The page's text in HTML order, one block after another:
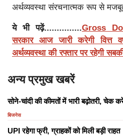
अर्थव्यवस्था संरचनात्मक रूप से
ये भी पढ़ें...............Gross
सरकार आज जारी करेगी वित्त
अर्थव्यवस्था की रफ्तार पर रहेगी
अन्य प्रमुख खबरें
सोने-चांदी की कीमतों में भारी बढ़ोतरी, चेक
बिजनेस
​​​​​​​UPI रहेगा फ्री, ग्राहकों को मिली बड़ी राहत